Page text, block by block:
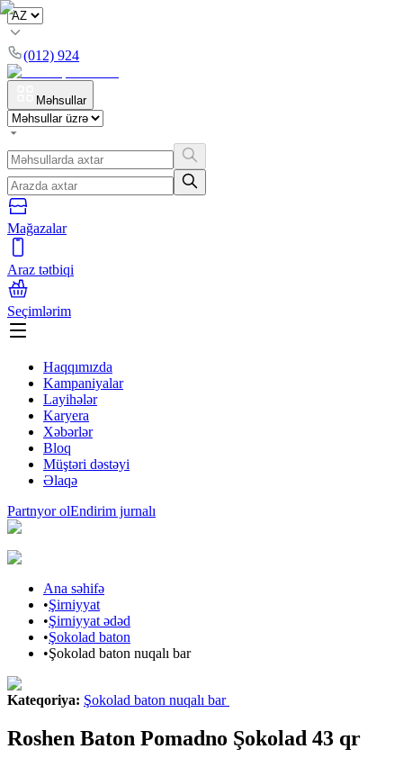
(012) 924
Məhsullar
Mağazalar
Araz tətbiqi
Seçimlərim
Haqqımızda
Kampaniyalar
Layihələr
Karyera
Xəbərlər
Bloq
Müştəri dəstəyi
Əlaqə
Partnyor olEndirim jurnalı
Ana səhifə
•Şirniyyat
•Şirniyyat ədəd
•Şokolad baton
•Şokolad baton nuqalı bar
Kateqoriya: Şokolad baton nuqalı bar
Roshen Baton Pomadno Şokolad 43 qr